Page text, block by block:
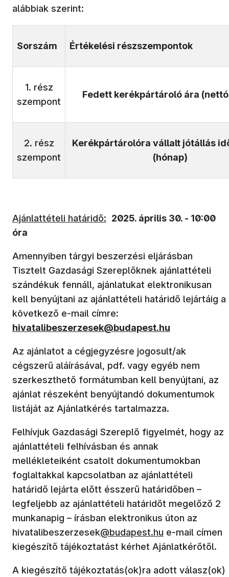
alábbiak szerint:
Sorszám Értékelési részszempontok
1. rész
szempont
Fedett kerékpártároló ára
2. rész
szempont
Kerékpártárolóra vállalt jótállás
(hónap)
Ajánlattételi határidő: 2025. április 30. - 10:00
óra
Amennyiben tárgyi beszerzési eljárásban
Tisztelt Gazdasági Szereplőknek ajánlattételi
szándékuk fennáll, ajánlatukat elektronikusan
kell benyújtani az ajánlattételi határidő lejártáig a
következő e-mail címre:
hivatalibeszerzesek@budapest.hu
Az ajánlatot a cégjegyzésre jogosult/ak
cégszerű aláírásával, pdf. vagy egyéb nem
szerkeszthető formátumban kell benyújtani, az
ajánlat részeként benyújtandó dokumentumok
listáját az Ajánlatkérés tartalmazza.
Felhívjuk Gazdasági Szereplő figyelmét, hogy az
ajánlattételi felhívásban és annak
mellékleteiként csatolt dokumentumokban
foglaltakkal kapcsolatban az ajánlattételi
határidő lejárta előtt ésszerű határidőben –
legfeljebb az ajánlattételi határidőt megelőző 2
munkanapig – írásban elektronikus úton az
hivatalibeszerzesek@budapest.hu e-mail címen
kiegészítő tájékoztatást kérhet Ajánlatkérőtől.
A kiegészítő tájékoztatás(ok)ra adott válasz(ok)